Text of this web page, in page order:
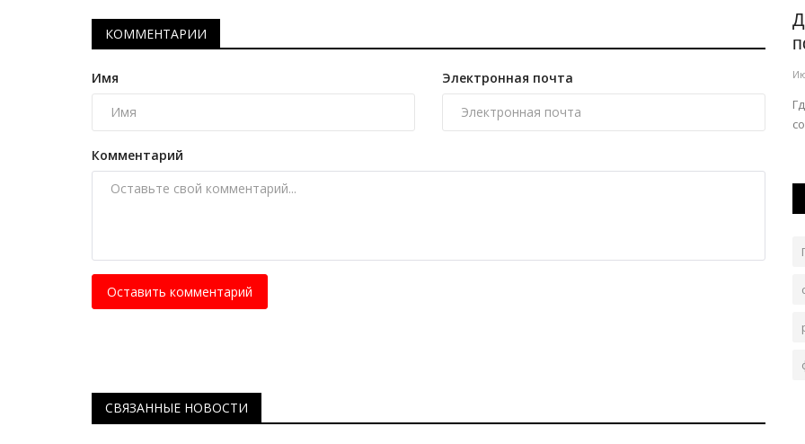
КОММЕНТАРИИ
Имя Электронная почта
Комментарий
Оставить комментарий
СВЯЗАННЫЕ НОВОСТИ
Павлодарец блестяще выступил на
международном турнире Turkish...
будет ездить непривычно
Июль 31, 2026 0